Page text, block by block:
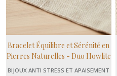
Bracelet Équilibre et Sérénité en
Pierres Naturelles - Duo Howlite
et Onyx
BIJOUX ANTI STRESS ET APAISEMENT